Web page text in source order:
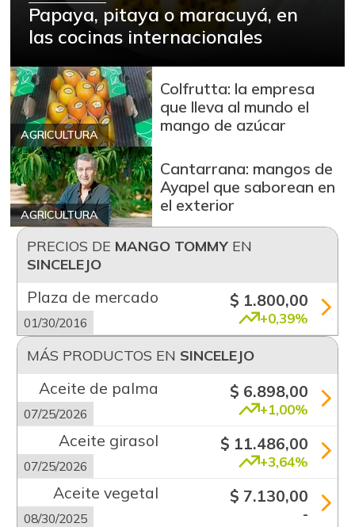
Papaya, pitaya o maracuyá, en
las cocinas internacionales
AGRICULTURA
Colfrutta: la empresa
que lleva al mundo el
mango de azúcar
AGRICULTURA
Cantarrana: mangos de
Ayapel que saborean en
el exterior
PRECIOS DE MANGO TOMMYEN
SINCELEJO
Plaza de mercado
01/30/2016
$ 1.800,00
+0,39%
MÁS PRODUCTOS EN SINCELEJO
Aceite de palma
07/25/2026
$ 6.898,00
+1,00%
Aceite girasol
07/25/2026
$ 11.486,00
+3,64%
Aceite vegetal
08/30/2025
$ 7.130,00
-